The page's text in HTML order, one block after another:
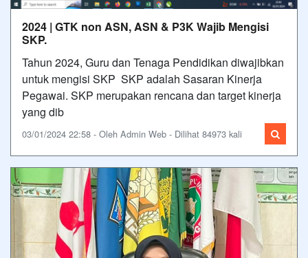
2024 | GTK non ASN, ASN & P3K Wajib Mengisi
SKP.
Tahun 2024, Guru dan Tenaga Pendidikan diwajibkan
untuk mengisi SKP SKP adalah Sasaran Kinerja
Pegawai. SKP merupakan rencana dan target kinerja
yang dib
03/01/2024 22:58 - Oleh Admin Web - Dilihat 84973 kali